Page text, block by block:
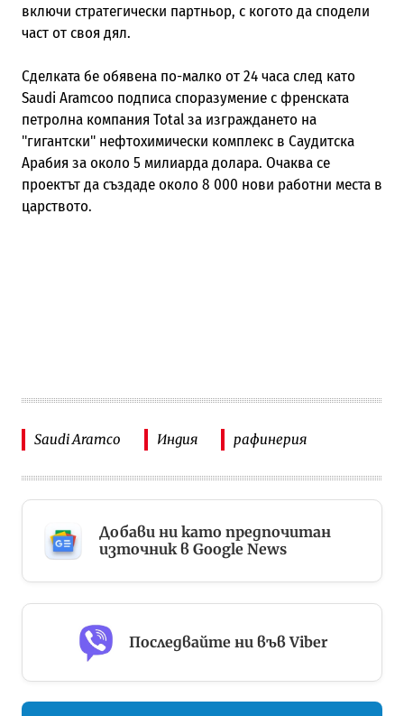
включи стратегически партньор, с когото да сподели
част от своя дял.
Сделката бе обявена по-малко от 24 часа след като
Saudi Aramcoо подписа споразумение с френската
петролна компания Total за изграждането на
"гигантски" нефтохимически комплекс в Саудитска
Арабия за около 5 милиарда долара. Очаква се
проектът да създаде около 8 000 нови работни места в
царството.
Saudi Aramco Индия рафинерия
Добави ни като предпочитан
източник в Google News
Последвайте ни във Viber